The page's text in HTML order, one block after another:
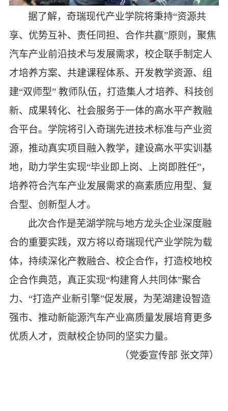
据了解，奇瑞现代产业学院将秉持“资源共
享、优势互补、责任同担、合作共赢”原则，聚焦
汽车产业前沿技术与发展需求，校企联手制定人
才培养方案、共建课程体系、开发教学资源、组
建“双师型” 教师队伍，打造集人才培养、科技创
新、成果转化、社会服务于一体的高水平产教融
合平台。学院将引入奇瑞先进技术标准与产业资
源，推动真实项目融入教学，建设高水平实训基
地，助力学生实现“毕业即上岗、上岗即胜任”，
培养符合汽车产业发展需求的高素质应用型、复
合型、创新型人才。
此次合作是芜湖学院与地方龙头企业深度融
合的重要实践，双方将以奇瑞现代产业学院为载
体，持续深化产教融合、校企合作，打造校地校
企合作典范，真正实现“构建育人共同体”聚合
力、“打造产业新引擎”促发展，为芜湖建设智造
强市、推动新能源汽车产业高质量发展培育更多
优质人才，贡献校企协同的坚实力量。
（党委宣传部 张文萍）